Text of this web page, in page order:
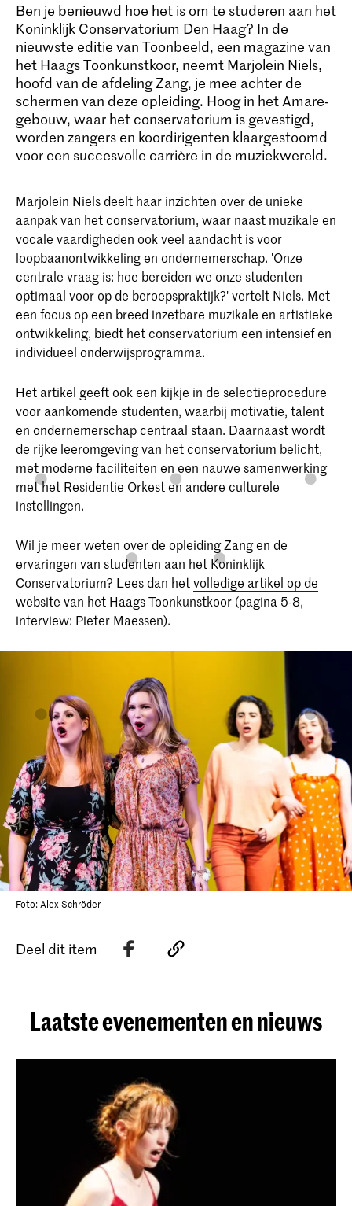
Ben je benieuwd hoe het is om te studeren aan het
Koninklijk Conservatorium Den Haag? In de
nieuwste editie van Toonbeeld, een magazine van
het Haags Toonkunstkoor, neemt Marjolein Niels,
hoofd van de afdeling Zang, je mee achter de
schermen van deze opleiding. Hoog in het Amare-
gebouw, waar het conservatorium is gevestigd,
worden zangers en koordirigenten klaargestoomd
voor een succesvolle carrière in de muziekwereld.
Marjolein Niels deelt haar inzichten over de unieke
aanpak van het conservatorium, waar naast muzikale en
vocale vaardigheden ook veel aandacht is voor
loopbaanontwikkeling en ondernemerschap. 'Onze
centrale vraag is: hoe bereiden we onze studenten
optimaal voor op de beroepspraktijk?' vertelt Niels. Met
een focus op een breed inzetbare muzikale en artistieke
ontwikkeling, biedt het conservatorium een intensief en
individueel onderwijsprogramma.
Het artikel geeft ook een kijkje in de selectieprocedure
voor aankomende studenten, waarbij motivatie, talent
en ondernemerschap centraal staan. Daarnaast wordt
de rijke leeromgeving van het conservatorium belicht,
met moderne faciliteiten en een nauwe samenwerking
met het Residentie Orkest en andere culturele
instellingen.
Wil je meer weten over de opleiding Zang en de
ervaringen van studenten aan het Koninklijk
Conservatorium? Lees dan hetvolledige artikel op de
website van het Haags Toonkunstkoor (pagina 5-8,
interview: Pieter Maessen).
Foto: Alex Schröder
Deel dit item
Laatste evenementen en nieuws